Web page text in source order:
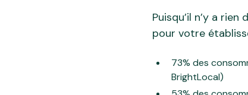
Puisqu’il n’y a
pour votre
73% des
BrightLocal)